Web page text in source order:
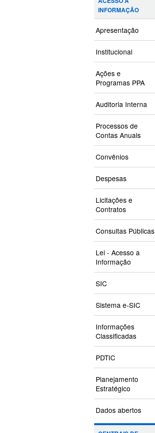
INFORMAÇÃO
Apresentação
Institucional
Ações e
Programas PPA
Auditoria Interna
Processos de
Contas Anuais
Convênios
Despesas
Licitações e
Contratos
Consultas Públicas
Lei - Acesso a
Informação
SIC
Sistema e-SIC
Informações
Classificadas
PDTIC
Planejamento
Estratégico
Dados abertos